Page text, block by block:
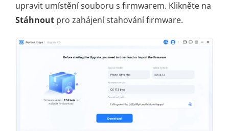
upravit umístění souboru s firmwarem. Klikněte na
Stáhnout pro zahájení stahování firmware.